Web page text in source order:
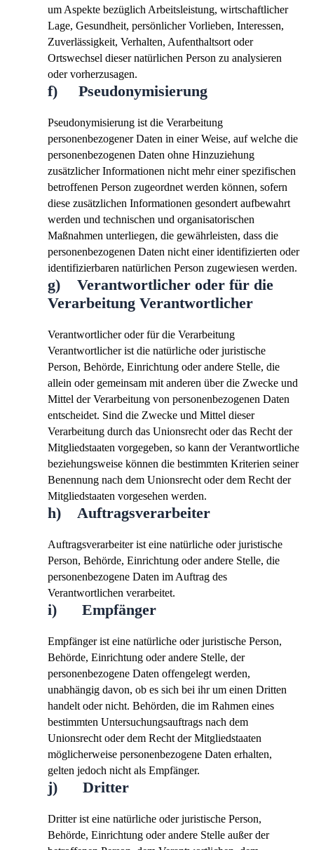
um Aspekte bezüglich Arbeitsleistung, wirtschaftlicher
Lage, Gesundheit, persönlicher Vorlieben, Interessen,
Zuverlässigkeit, Verhalten, Aufenthaltsort oder
Ortswechsel dieser natürlichen Person zu analysieren
oder vorherzusagen.
f) Pseudonymisierung
Pseudonymisierung ist die Verarbeitung
personenbezogener Daten in einer Weise, auf welche die
personenbezogenen Daten ohne Hinzuziehung
zusätzlicher Informationen nicht mehr einer spezifischen
betroffenen Person zugeordnet werden können, sofern
diese zusätzlichen Informationen gesondert aufbewahrt
werden und technischen und organisatorischen
Maßnahmen unterliegen, die gewährleisten, dass die
personenbezogenen Daten nicht einer identifizierten oder
identifizierbaren natürlichen Person zugewiesen werden.
g) Verantwortlicher oder für die
Verarbeitung Verantwortlicher
Verantwortlicher oder für die Verarbeitung
Verantwortlicher ist die natürliche oder juristische
Person, Behörde, Einrichtung oder andere Stelle, die
allein oder gemeinsam mit anderen über die Zwecke und
Mittel der Verarbeitung von personenbezogenen Daten
entscheidet. Sind die Zwecke und Mittel dieser
Verarbeitung durch das Unionsrecht oder das Recht der
Mitgliedstaaten vorgegeben, so kann der Verantwortliche
beziehungsweise können die bestimmten Kriterien seiner
Benennung nach dem Unionsrecht oder dem Recht der
Mitgliedstaaten vorgesehen werden.
h) Auftragsverarbeiter
Auftragsverarbeiter ist eine natürliche oder juristische
Person, Behörde, Einrichtung oder andere Stelle, die
personenbezogene Daten im Auftrag des
Verantwortlichen verarbeitet.
i) Empfänger
Empfänger ist eine natürliche oder juristische Person,
Behörde, Einrichtung oder andere Stelle, der
personenbezogene Daten offengelegt werden,
unabhängig davon, ob es sich bei ihr um einen Dritten
handelt oder nicht. Behörden, die im Rahmen eines
bestimmten Untersuchungsauftrags nach dem
Unionsrecht oder dem Recht der Mitgliedstaaten
möglicherweise personenbezogene Daten erhalten,
gelten jedoch nicht als Empfänger.
j) Dritter
Dritter ist eine natürliche oder juristische Person,
Behörde, Einrichtung oder andere Stelle außer der